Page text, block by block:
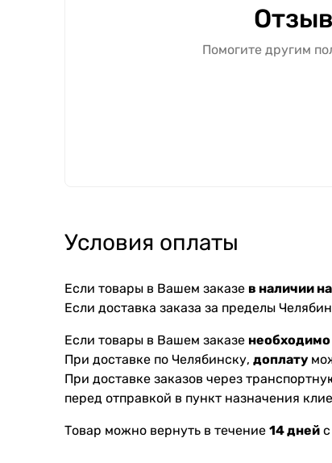
Помогите другим
Условия оплаты
Если товары в Вашем заказе в наличии
Если доставка заказа за пределы
Если товары в Вашем заказе необходимо
При доставке по Челябинску, доплату
При доставке заказов через
перед отправкой в пункт назначения
Товар можно вернуть в течение 14 дней